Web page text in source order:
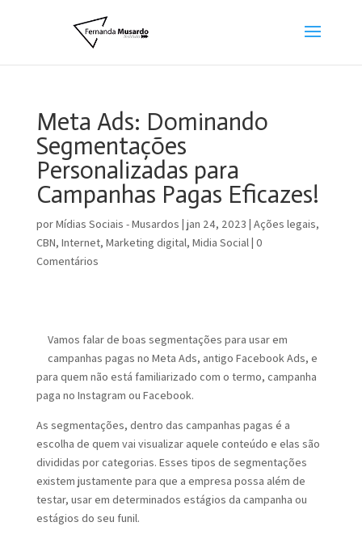
Meta Ads: Dominando
Segmentações
Personalizadas para
Campanhas Pagas Eficazes!
porMídias Sociais - Musardos | jan 24, 2023 | Ações legais,
CBN, Internet, Marketing digital, Midia Social| 0
Comentários
Vamos falar de boas segmentações para usar em
campanhas pagas no Meta Ads, antigo Facebook Ads, e
para quem não está familiarizado com o termo, campanha
paga no Instagram ou Facebook.
As segmentações, dentro das campanhas pagas é a
escolha de quem vai visualizar aquele conteúdo e elas são
divididas por categorias. Esses tipos de segmentações
existem justamente para que a empresa possa além de
testar, usar em determinados estágios da campanha ou
estágios do seu funil.